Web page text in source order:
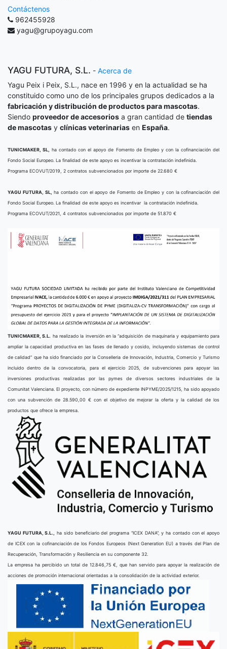
Contáctenos
962455928
yagu@grupoyagu.com
YAGU FUTURA, S.L. - Acerca de
Yagu Peix i Peix, S.L., nace en 1996 y en la actualidad se ha
constituido como uno de los principales grupos dedicados a la
fabricación y distribución de productos para mascotas.
Siendo proveedor de accesorios a gran cantidad de tiendas
de mascotas y clínicas veterinarias en España.
TUNICMAKER, SL,
ha contado con el apoyo de Fomento de Empleo y con la cofinanciación del
Fondo Social Europeo. La finalidad de este apoyo es incentivar la contratación indefinida.
Programa ECOVUT/2019, 2 contratos subvencionados por importe de 22.680 €
YAGU FUTURA, SL,
ha contado con el apoyo de Fomento de Empleo y con la cofinanciación del
Fondo Social Europeo. La finalidad de este apoyo es incentivar la contratación indefinida.
Programa ECOVUT/2021, 4 contratos subvencionados por importe de 51.870 €
TUNICMAKER, S.L. ha realizado la inversión en la “adquisición de maquinaria y equipamiento para
ampliar la capacidad productiva en las fases de llenado y cosido, incluyendo sistemas de control
de calidad” que ha sido financiado por la Conselleria de Innovación, Industria, Comercio y Turismo
incluido dentro de la convocatoria, para el ejercicio 2025, de subvenciones para apoyar las
inversiones productivas realizadas por las pymes de diversos sectores industriales de la
Comunitat Valenciana. El proyecto, con número de expediente INPYME/2025/1215, ha sido apoyado
con una subvención de 28.590,00 € con el objetivo de mejorar la oferta y la calidad de los
productos que ofrece la empresa.
YAGU FUTURA, S.L.,
ha sido beneficiario del programa “ICEX DANA”, y ha contado con el apoyo
de ICEX con la cofinanciación de los Fondos Europeos (Next Generation EU) a través del Plan de
Recuperación, Transformación y Resiliencia en su componente 32.
La empresa ha percibido un total de 12.846,75 €, que han servido para apoyar la realización de
acciones de promoción internacional orientadas a la consolidación de la actividad exterior.